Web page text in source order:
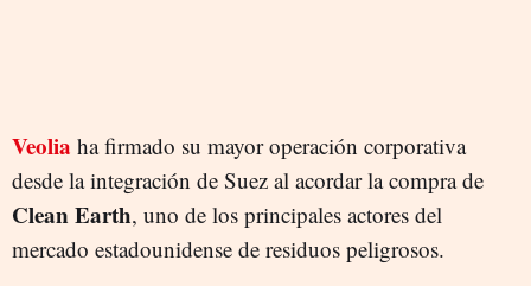
Veolia ha firmado su mayor operación corporativa
desde la integración de Suez al acordar la compra de
Clean Earth, uno de los principales actores del
mercado estadounidense de residuos peligrosos.